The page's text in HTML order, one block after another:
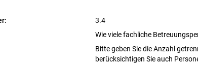
3.4
Wie viele fachliche
Bitte geben Sie die Anzahl
berücksichtigen Sie auch